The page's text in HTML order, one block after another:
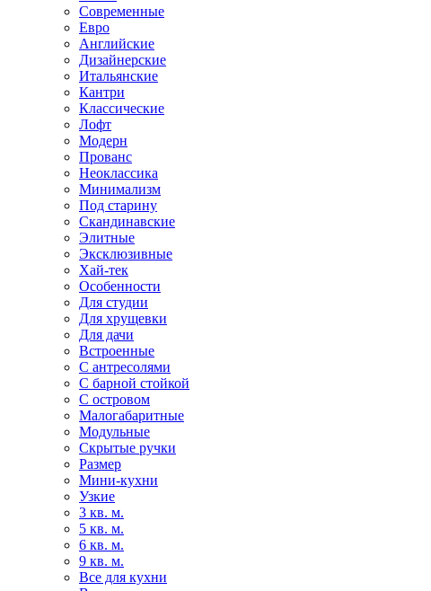
Современные
Евро
Английские
Дизайнерские
Итальянские
Кантри
Классические
Лофт
Модерн
Прованс
Неоклассика
Минимализм
Под старину
Скандинавские
Элитные
Эксклюзивные
Хай-тек
Особенности
Для студии
Для хрущевки
Для дачи
Встроенные
С антресолями
С барной стойкой
С островом
Малогабаритные
Модульные
Скрытые ручки
Размер
Мини-кухни
Узкие
3 кв. м.
5 кв. м.
6 кв. м.
9 кв. м.
Все для кухни